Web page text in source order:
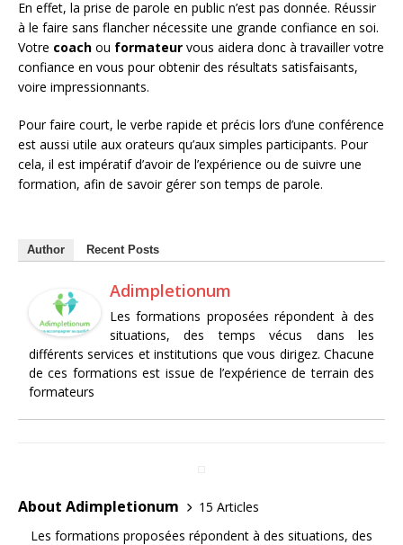
En effet, la prise de parole en public n’est pas donnée. Réussir
à le faire sans flancher nécessite une grande confiance en soi.
Votre coach ou formateur vous aidera donc à travailler votre
confiance en vous pour obtenir des résultats satisfaisants,
voire impressionnants.
Pour faire court, le verbe rapide et précis lors d’une conférence
est aussi utile aux orateurs qu’aux simples participants. Pour
cela, il est impératif d’avoir de l’expérience ou de suivre une
formation, afin de savoir gérer son temps de parole.
Author Recent Posts
Adimpletionum
Les formations proposées répondent à des
situations, des temps vécus dans les
différents services et institutions que vous dirigez. Chacune
de ces formations est issue de l’expérience de terrain des
formateurs
About Adimpletionum
15 Articles
Les formations proposées répondent à des situations, des